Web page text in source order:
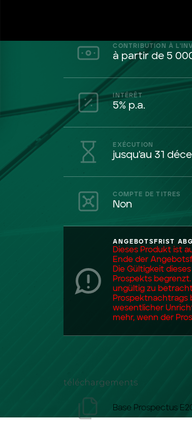
CONTRIBUTION À
à partir de 5
INTÉRÊT
5% p.a.
EXÉCUTION
jusqu'au 31
COMPTE DE TITRES
Non
ANGEBOTSFRIST
Dieses Produkt ist
Ende der
Die Gültigkeit
Prospekts
ungültig zu
Prospektnachtrags
wesentlicher
mehr, wenn der
téléchargements
Base Prospectus